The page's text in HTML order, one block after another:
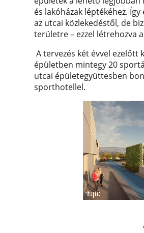
és lakóházak léptékéhez.
az utcai közlekedéstől, de
területre – ezzel létrehozva
A tervezés két évvel
épületben mintegy 20
utcai épületegyüttesben
sporthotellel.